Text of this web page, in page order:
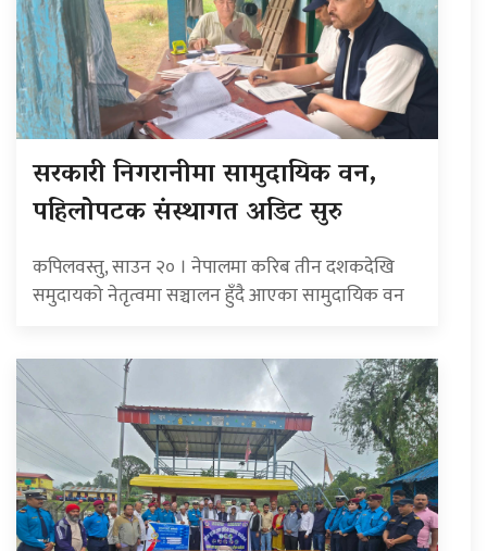
सरकारी निगरानीमा सामुदायिक वन,
पहिलोपटक संस्थागत अडिट सुरु
कपिलवस्तु, साउन २० । नेपालमा करिब तीन दशकदेखि
समुदायको नेतृत्वमा सञ्चालन हुँदै आएका सामुदायिक वन